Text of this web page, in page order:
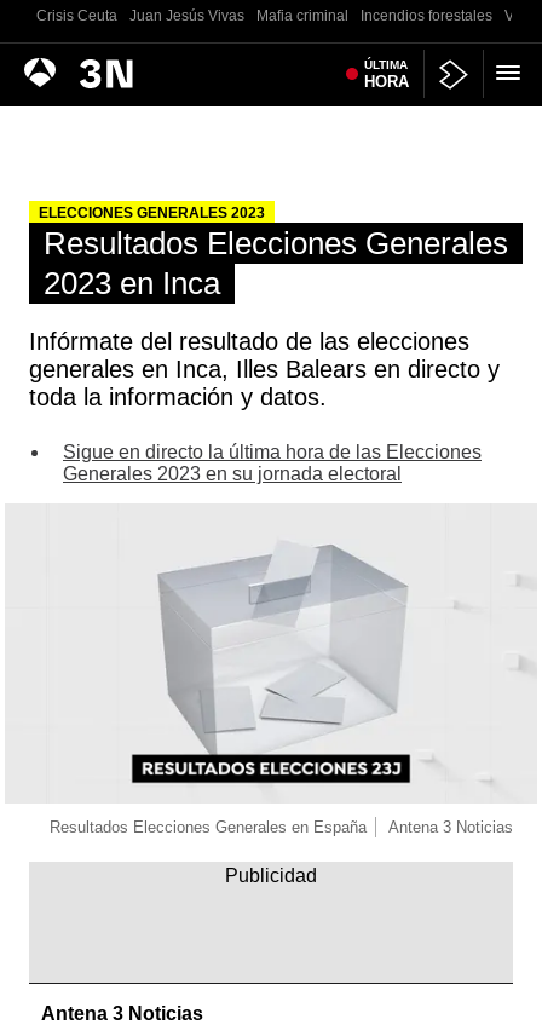
Crisis Ceuta Juan Jesús Vivas Mafia criminal Incendios forestales
Antena
3
Noticias ÚLTIMA
HORA
ELECCIONES GENERALES 2023
Resultados Elecciones Generales
2023 en Inca
Infórmate del resultado de las elecciones
generales en Inca, Illes Balears en directo y
toda la información y datos.
Sigue en directo la última hora de las Elecciones
Generales 2023 en su jornada electoral
Resultados Elecciones Generales en España Antena 3 Noticias
Antena 3 Noticias